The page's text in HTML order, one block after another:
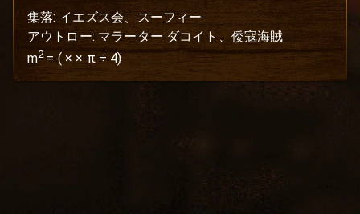
集落: イエズス会、スーフィー
アウトロー: マラーター ダコイト、倭寇海賊
m2=( × × π ÷ 4)